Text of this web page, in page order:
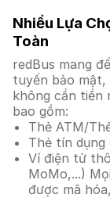
Nhiều Lựa
Toàn
redBus mang
tuyến bảo mật,
không cần tiền
bao gồm:
Thẻ ATM/
Thẻ tín dụng
Ví điện tử
MoMo,...)
được mã